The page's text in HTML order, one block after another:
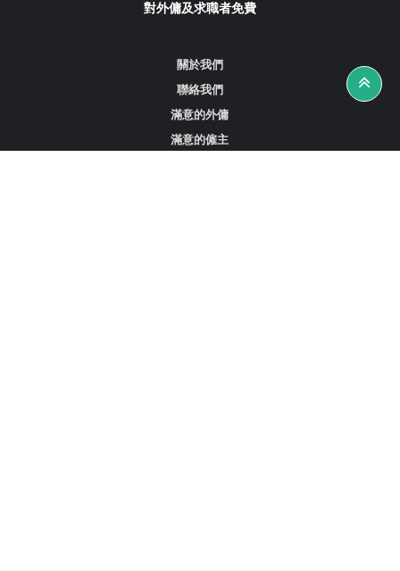
對外傭及求職者免費
關於我們
聯絡我們
滿意的外傭
滿意的僱主